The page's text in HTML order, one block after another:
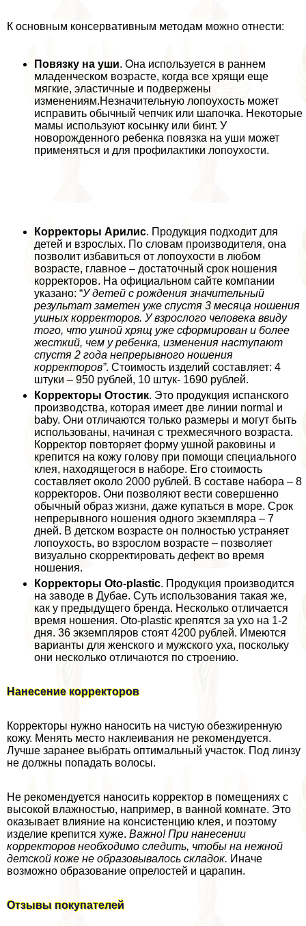
К основным консервативным методам можно отнести:
Повязку на уши. Она используется в раннем
младенческом возрасте, когда все хрящи еще
мягкие, эластичные и подвержены
изменениям.Незначительную лопоухость может
исправить обычный чепчик или шапочка. Некоторые
мамы используют косынку или бинт. У
новорожденного ребенка повязка на уши может
применяться и для профилактики лопоухости.
Корректоры Арилис. Продукция подходит для
детей и взрослых. По словам производителя, она
позволит избавиться от лопоухости в любом
возрасте, главное – достаточный срок ношения
корректоров. На официальном сайте компании
указано: “У детей с рождения значительный
результат заметен уже спустя 3 месяца ношения
ушных корректоров. У взрослого человека ввиду
того, что ушной хрящ уже сформирован и более
жесткий, чем у ребенка, изменения наступают
спустя 2 года непрерывного ношения
корректоров”. Стоимость изделий составляет: 4
штуки – 950 рублей, 10 штук- 1690 рублей.
Корректоры Отостик. Это продукция испанского
производства, которая имеет две линии normal и
baby. Они отличаются только размеры и могут быть
использованы, начиная с трехмecячного возраста.
Корректор повторяет форму ушной paковины и
крепится на кожу голову при помощи специального
клея, находящегося в наборе. Его стоимость
составляет около 2000 рублей. В составе набора – 8
корректоров. Они позволяют вести совершенно
обычный образ жизни, даже купаться в море. Срок
непрерывного ношения одного экземпляра – 7
дней. В детском возрасте он полностью устраняет
лопоухость, во взрослом возрасте – позволяет
визуально скорректировать дефект во время
ношения.
Корректоры Oto-plastic. Продукция производится
на заводе в Дубае. Суть использования такая же,
как у предыдущего бренда. Несколько отличается
время ношения. Oto-plastic крепятся за ухо на 1-2
дня. 36 экземпляров стоят 4200 рублей. Имеются
варианты для женского и мужского уха, поскольку
они несколько отличаются по строению.
Нанесение корректоров
Корректоры нужно наносить на чистую обезжиренную
кожу. Менять место наклеивания не рекомендуется.
Лучше заранее выбрать оптимальный участок. Под линзу
не должны попадать волосы.
Не рекомендуется наносить корректор в помещениях с
высокой влажностью, например, в ванной комнате. Это
оказывает влияние на консистенцию клея, и поэтому
изделие крепится хуже. Важно! При нанесении
корректоров необходимо следить, чтобы на нежной
детской коже не образовывалось складок. Иначе
возможно образование опрелостей и царапин.
Отзывы покупателей